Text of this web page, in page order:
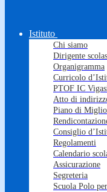
Istituto
Chi siamo
Dirigente
Organigramma
Curricolo
PTOF IC
Atto di
Piano di
Consiglio
Regolamenti
Calendario
Assicurazione
Segreteria
Scuola Polo